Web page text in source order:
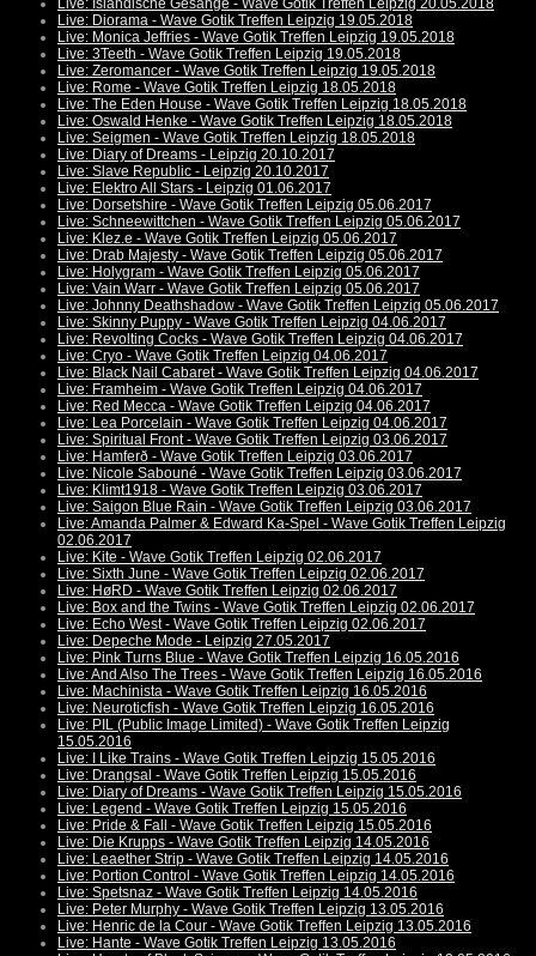
Live: Isländische Gesänge - Wave Gotik Treffen Leipzig 20.05.2018
Live: Diorama - Wave Gotik Treffen Leipzig 19.05.2018
Live: Monica Jeffries - Wave Gotik Treffen Leipzig 19.05.2018
Live: 3Teeth - Wave Gotik Treffen Leipzig 19.05.2018
Live: Zeromancer - Wave Gotik Treffen Leipzig 19.05.2018
Live: Rome - Wave Gotik Treffen Leipzig 18.05.2018
Live: The Eden House - Wave Gotik Treffen Leipzig 18.05.2018
Live: Oswald Henke - Wave Gotik Treffen Leipzig 18.05.2018
Live: Seigmen - Wave Gotik Treffen Leipzig 18.05.2018
Live: Diary of Dreams - Leipzig 20.10.2017
Live: Slave Republic - Leipzig 20.10.2017
Live: Elektro All Stars - Leipzig 01.06.2017
Live: Dorsetshire - Wave Gotik Treffen Leipzig 05.06.2017
Live: Schneewittchen - Wave Gotik Treffen Leipzig 05.06.2017
Live: Klez.e - Wave Gotik Treffen Leipzig 05.06.2017
Live: Drab Majesty - Wave Gotik Treffen Leipzig 05.06.2017
Live: Holygram - Wave Gotik Treffen Leipzig 05.06.2017
Live: Vain Warr - Wave Gotik Treffen Leipzig 05.06.2017
Live: Johnny Deathshadow - Wave Gotik Treffen Leipzig 05.06.2017
Live: Skinny Puppy - Wave Gotik Treffen Leipzig 04.06.2017
Live: Revolting Cocks - Wave Gotik Treffen Leipzig 04.06.2017
Live: Cryo - Wave Gotik Treffen Leipzig 04.06.2017
Live: Black Nail Cabaret - Wave Gotik Treffen Leipzig 04.06.2017
Live: Framheim - Wave Gotik Treffen Leipzig 04.06.2017
Live: Red Mecca - Wave Gotik Treffen Leipzig 04.06.2017
Live: Lea Porcelain - Wave Gotik Treffen Leipzig 04.06.2017
Live: Spiritual Front - Wave Gotik Treffen Leipzig 03.06.2017
Live: Hamferð - Wave Gotik Treffen Leipzig 03.06.2017
Live: Nicole Sabouné - Wave Gotik Treffen Leipzig 03.06.2017
Live: Klimt1918 - Wave Gotik Treffen Leipzig 03.06.2017
Live: Saigon Blue Rain - Wave Gotik Treffen Leipzig 03.06.2017
Live: Amanda Palmer & Edward Ka-Spel - Wave Gotik Treffen Leipzig
02.06.2017
Live: Kite - Wave Gotik Treffen Leipzig 02.06.2017
Live: Sixth June - Wave Gotik Treffen Leipzig 02.06.2017
Live: HøRD - Wave Gotik Treffen Leipzig 02.06.2017
Live: Box and the Twins - Wave Gotik Treffen Leipzig 02.06.2017
Live: Echo West - Wave Gotik Treffen Leipzig 02.06.2017
Live: Depeche Mode - Leipzig 27.05.2017
Live: Pink Turns Blue - Wave Gotik Treffen Leipzig 16.05.2016
Live: And Also The Trees - Wave Gotik Treffen Leipzig 16.05.2016
Live: Machinista - Wave Gotik Treffen Leipzig 16.05.2016
Live: Neuroticfish - Wave Gotik Treffen Leipzig 16.05.2016
Live: PIL (Public Image Limited) - Wave Gotik Treffen Leipzig
15.05.2016
Live: I Like Trains - Wave Gotik Treffen Leipzig 15.05.2016
Live: Drangsal - Wave Gotik Treffen Leipzig 15.05.2016
Live: Diary of Dreams - Wave Gotik Treffen Leipzig 15.05.2016
Live: Legend - Wave Gotik Treffen Leipzig 15.05.2016
Live: Pride & Fall - Wave Gotik Treffen Leipzig 15.05.2016
Live: Die Krupps - Wave Gotik Treffen Leipzig 14.05.2016
Live: Leaether Strip - Wave Gotik Treffen Leipzig 14.05.2016
Live: Portion Control - Wave Gotik Treffen Leipzig 14.05.2016
Live: Spetsnaz - Wave Gotik Treffen Leipzig 14.05.2016
Live: Peter Murphy - Wave Gotik Treffen Leipzig 13.05.2016
Live: Henric de la Cour - Wave Gotik Treffen Leipzig 13.05.2016
Live: Hante - Wave Gotik Treffen Leipzig 13.05.2016